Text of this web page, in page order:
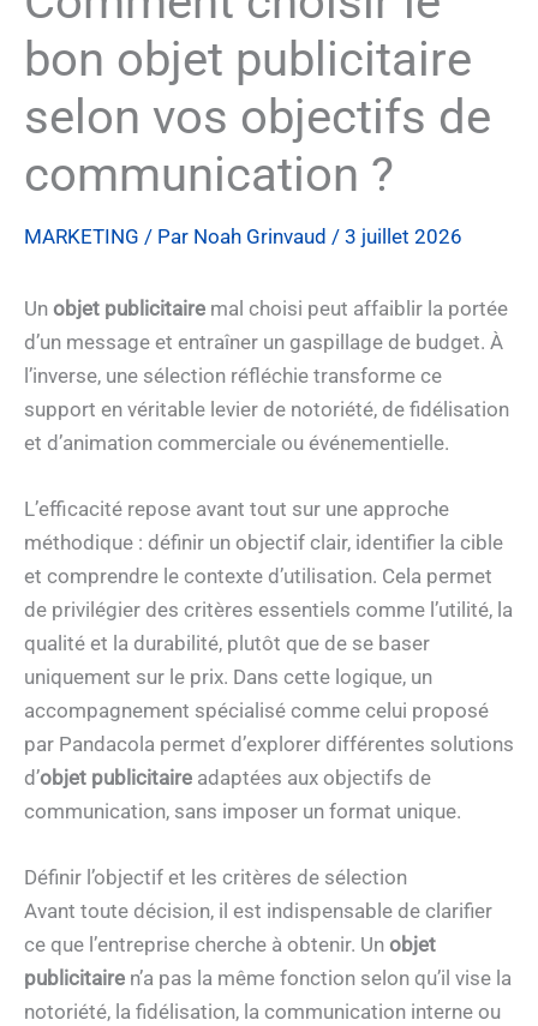
bon objet publicitaire
selon vos objectifs de
communication ?
MARKETING / Par Noah Grinvaud / 3 juillet 2026
Un objet publicitaire mal choisi peut affaiblir la portée
d’un message et entraîner un gaspillage de budget. À
l’inverse, une sélection réfléchie transforme ce
support en véritable levier de notoriété, de fidélisation
et d’animation commerciale ou événementielle.
L’efficacité repose avant tout sur une approche
méthodique : définir un objectif clair, identifier la cible
et comprendre le contexte d’utilisation. Cela permet
de privilégier des critères essentiels comme l’utilité, la
qualité et la durabilité, plutôt que de se baser
uniquement sur le prix. Dans cette logique, un
accompagnement spécialisé comme celui proposé
par Pandacola permet d’explorer différentes solutions
d’objet publicitaire adaptées aux objectifs de
communication, sans imposer un format unique.
Définir l’objectif et les critères de sélection
Avant toute décision, il est indispensable de clarifier
ce que l’entreprise cherche à obtenir. Un objet
publicitaire n’a pas la même fonction selon qu’il vise la
notoriété, la fidélisation, la communication interne ou